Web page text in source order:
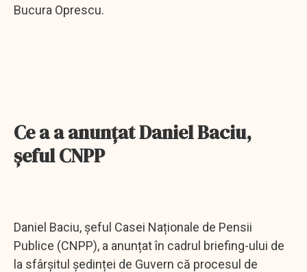
Bucura Oprescu.
Ce a a anunţat Daniel Baciu,
şeful CNPP
Daniel Baciu, șeful Casei Naționale de Pensii
Publice (CNPP), a anunțat în cadrul briefing-ului de
la sfârșitul ședinței de Guvern că procesul de